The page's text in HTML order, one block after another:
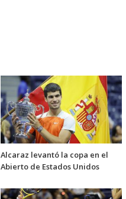
Alcaraz levantó la copa en el
Abierto de Estados Unidos